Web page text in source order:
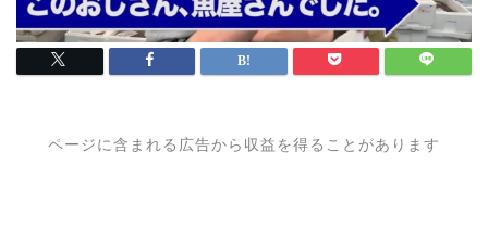
ページに含まれる広告から収益を得ることがあります